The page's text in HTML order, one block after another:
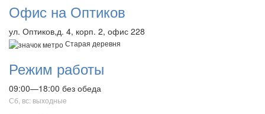
Офис на Оптиков
ул. Оптиков,д. 4, корп. 2, офис 228
Старая деревня
Режим работы
09:00—18:00 без обеда
Сб, вс: выходные